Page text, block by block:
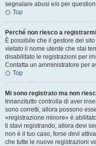
segnalare abusi e/o per
Top
Perché non riesco a
È possibile che il gestore del
vietato il nome utente che stai
disabilitato le registrazioni per
Contatta un amministratore per
Top
Mi sono registrato ma non
Innanzitutto controlla di aver
sono corretti, allora possono
«registrazione minore» è
ti stavi registrando, allora devi
non è il tuo caso, forse devi
che tutte le nuove registrazioni